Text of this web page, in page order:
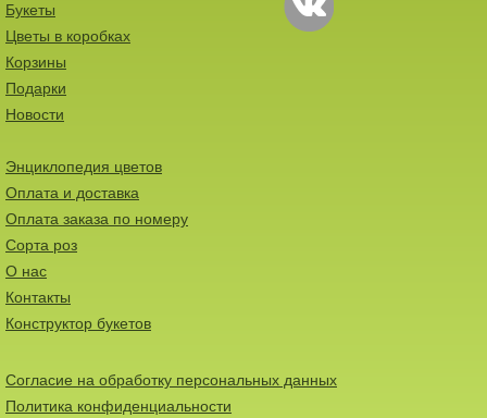
Букеты
Цветы в коробках
Корзины
Подарки
Новости
Энциклопедия цветов
Оплата и доставка
Оплата заказа по номеру
Сорта роз
О нас
Контакты
Конструктор букетов
Согласие на обработку персональных данных
Политика конфиденциальности